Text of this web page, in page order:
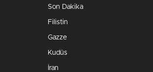
Son Dakika
Filistin
Gazze
Kudüs
İran